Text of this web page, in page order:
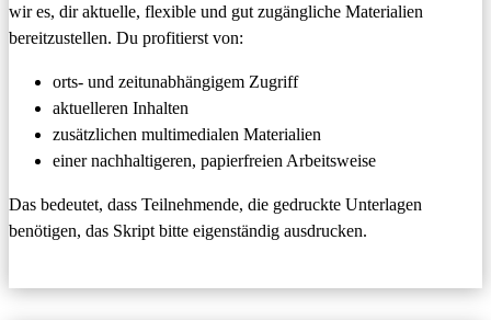
wir es, dir aktuelle, flexible und gut zugängliche Materialien
bereitzustellen. Du profitierst von:
orts- und zeitunabhängigem Zugriff
aktuelleren Inhalten
zusätzlichen multimedialen Materialien
einer nachhaltigeren, papierfreien Arbeitsweise
Das bedeutet, dass Teilnehmende, die gedruckte Unterlagen
benötigen, das Skript bitte eigenständig ausdrucken.